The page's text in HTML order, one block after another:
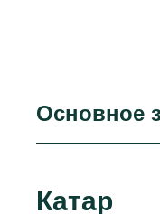
Основное
Катар